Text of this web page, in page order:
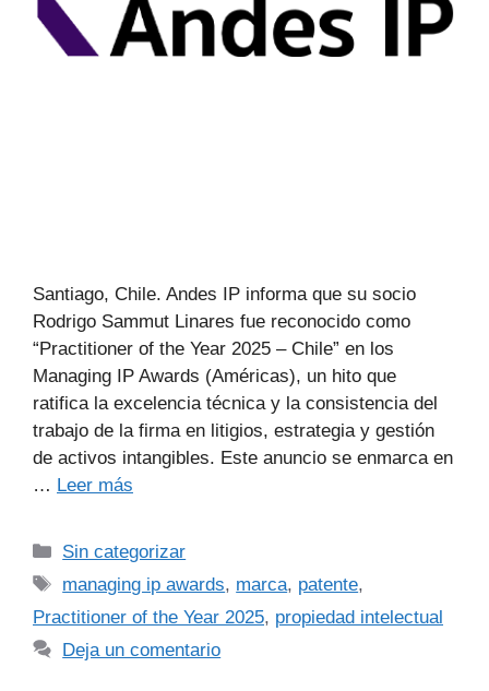
Santiago, Chile. Andes IP informa que su socio
Rodrigo Sammut Linares fue reconocido como
“Practitioner of the Year 2025 – Chile” en los
Managing IP Awards (Américas), un hito que
ratifica la excelencia técnica y la consistencia del
trabajo de la firma en litigios, estrategia y gestión
de activos intangibles. Este anuncio se enmarca en
… Leer más
Sin categorizar
managing ip awards, marca, patente,
Practitioner of the Year 2025, propiedad intelectual
Deja un comentario